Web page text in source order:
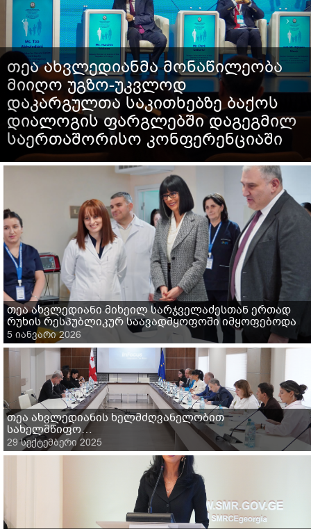
მონაწილეობა
უგზო-უკვლოდ
საკითხებზე ბაქოს
ფარგლებში დაგეგმილ
კონფერენციაში
თეა ახვლედიანი მიხეილ სარჯველაძესთან ერთად
რუხის რესპუბლიკურ საავადმყოფოში იმყოფებოდა
5 იანვარი 2026
თეა ახვლედიანის ხელმძღვანელობით
სახელმწიფო…
29 სექტემბერი 2025